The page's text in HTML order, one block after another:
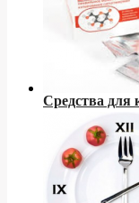
Средства для